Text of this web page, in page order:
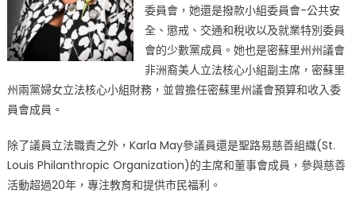
委員會，她還是撥款小組委員會-公共安
全、懲戒、交通和稅收以及就業特別委員
會的少數黨成員。她也是密蘇里州州議會
非洲裔美人立法核心小組副主席，密蘇里
州兩黨婦女立法核心小組財務，並曾擔任密蘇里州議會預算和收入委
員會成員。
除了議員立法職責之外，Karla May參議員還是聖路易慈善組織(St.
Louis Philanthropic Organization)的主席和董事會成員，參與慈善
活動超過20年，專注教育和提供市民福利。